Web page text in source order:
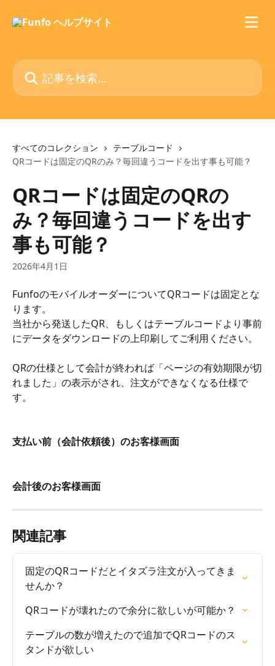
記事を検索...
すべてのコレクション
テーブルコード
QRコードは固定のQRのみ？毎回違うコードを出す事も可能？
QRコードは固定のQRの
み？毎回違うコードを出す
事も可能？
2026年4月1日
FunfoのモバイルオーダーについてQRコードは固定とな
ります。
当社から発送したQR、もしくはテーブルコードより事前
にデータをダウンロードの上印刷してご利用ください。
QRの仕様として会計が終われば「ページの有効期限が切
れました」の表示がされ、注文ができなくなる仕様で
す。
支払い前（会計依頼後）のお客様画面
会計後のお客様画面
関連記事
固定のQRコードだとイタズラ注文が入ってきま
せんか？
QRコードが壊れたので余分に欲しいが可能か？
テーブルの数が増えたので追加でQRコードのス
タンドが欲しい